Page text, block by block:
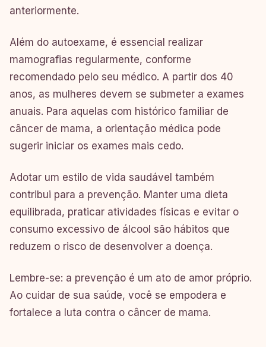
anteriormente.
Além do autoexame, é essencial realizar
mamografias regularmente, conforme
recomendado pelo seu médico. A partir dos 40
anos, as mulheres devem se submeter a exames
anuais. Para aquelas com histórico familiar de
câncer de mama, a orientação médica pode
sugerir iniciar os exames mais cedo.
Adotar um estilo de vida saudável também
contribui para a prevenção. Manter uma dieta
equilibrada, praticar atividades físicas e evitar o
consumo excessivo de álcool são hábitos que
reduzem o risco de desenvolver a doença.
Lembre-se: a prevenção é um ato de amor próprio.
Ao cuidar de sua saúde, você se empodera e
fortalece a luta contra o câncer de mama.